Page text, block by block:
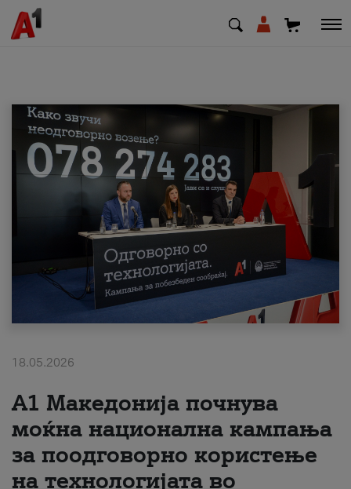
МК EN SQ
Деловни
Поддршка
Надополни кредит
#ПодобарОнлајн
18.05.2026
A1 Македонија почнува
моќна национална кампања
за поодговорно користење
на технологијата во